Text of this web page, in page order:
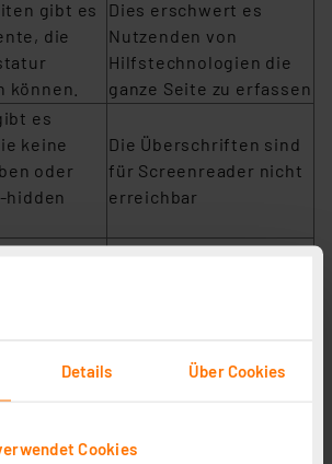
Details Über Cookies
Cookies
gibt es
die
können.
Dies erschwert es
Nutzenden von
Hilfstechnologien die
ganze Seite zu erfassen
es
keine
oder
hidden
Die Überschriften sind
für Screenreader nicht
erreichbar
in
Dadurch werden die
ausgegeben
Elemente
sein